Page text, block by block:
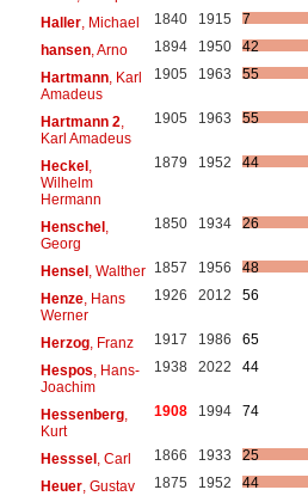
Haller, Michael 1840 1915
7
hansen, Arno 1894 1950
42
Hartmann, Karl
Amadeus
1905 1963 55
Hartmann 2
Karl Amadeus
1905 1963 55
Heckel,
Wilhelm
Hermann
1879 1952 44
Henschel,
Georg
1850 1934 26
Hensel, Walther 1857 1956
48
Henze, Hans
Werner
1926 2012 56
Herzog, Franz 1917 1986
65
Hespos , Hans-
Joachim
1938 2022 44
Hessenberg,
Kurt
1908 1994 74
Hesssel, Carl 1866 1933
25
Heuer, Gustav 1875 1952
44